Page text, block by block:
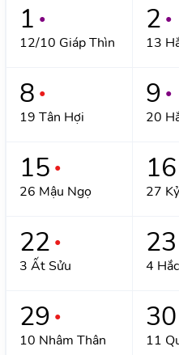
1 ●
12/10 Giáp Thìn
2 ●
13
8 ●
19 Tân Hợi
9 ●
20
15 ●
26 Mậu Ngọ
16
27
22 ●
3 Ất Sửu
23
4
29 ●
10 Nhâm Thân
30
11